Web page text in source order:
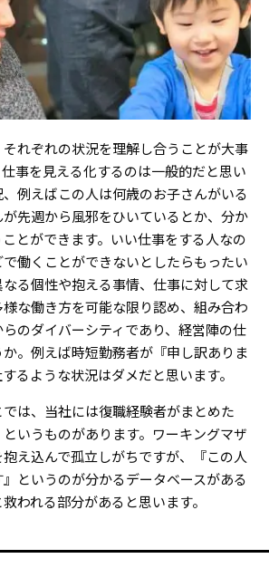
れぞれの状況を理解し合うことが大事
事を見える化するのは一般的だと思い
例えばこの人は何歳のお子さんがいる
が先週から風邪をひいているとか、分か
とができます。いい仕事をする人なの
働くことができないとしたらもったい
る個性や抱える事情、仕事に対して求
な働き方を可能な限り認め、組み合わ
のダイバーシティであり、経営陣の仕
。例えば時短勤務者が『申し訳ありま
るような状況はダメだと思います。
は、当社には復職経験者がまとめた
というものがあります。ワーキングマザ
え込んで孤立しがちですが、『この人
というのが分かるデータベースがある
われる部分があると思います。